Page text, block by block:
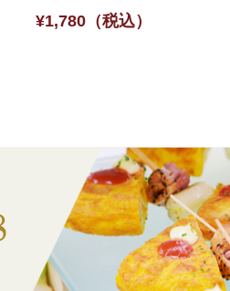
¥1,780 （税込）